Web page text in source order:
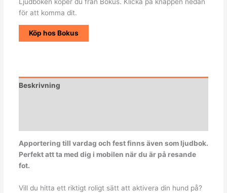
för att komma dit.
Köp hos Bokus
Beskrivning
Apportering till vardag och fest finns även som ljudbok.
Perfekt att ta med dig i mobilen när du är på resande
fot.
Vill du hitta ett riktigt roligt sätt att aktivera din hund på?